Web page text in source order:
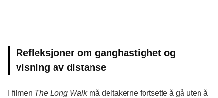
Refleksjoner om ganghastighet og
visning av distanse
I filmen The Long Walkmå deltakerne fortsette å gå uten å